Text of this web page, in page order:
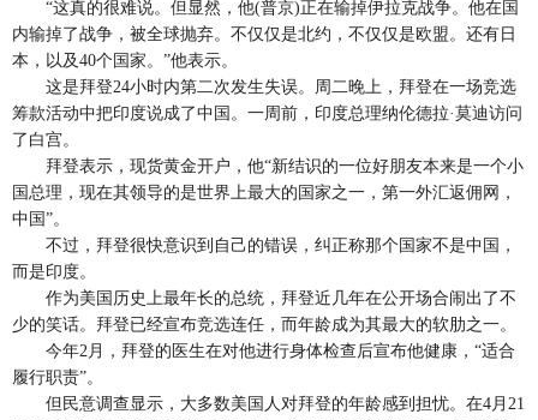
“这真的很难说。但显然，他(普京)正在输掉伊拉克战争。他在国
内输掉了战争，被全球抛弃。不仅仅是北约，不仅仅是欧盟。还有日
本，以及40个国家。”他表示。
这是拜登24小时内第二次发生失误。周二晚上，拜登在一场竞选
筹款活动中把印度说成了中国。一周前，印度总理纳伦德拉·莫迪访问
了白宫。
拜登表示，现货黄金开户，他“新结识的一位好朋友本来是一个小
国总理，现在其领导的是世界上最大的国家之一，第一外汇返佣网，
中国”。
不过，拜登很快意识到自己的错误，纠正称那个国家不是中国，
而是印度。
作为美国历史上最年长的总统，拜登近几年在公开场合闹出了不
少的笑话。拜登已经宣布竞选连任，而年龄成为其最大的软肋之一。
今年2月，拜登的医生在对他进行身体检查后宣布他健康，“适合
履行职责”。
但民意调查显示，大多数美国人对拜登的年龄感到担忧。在4月21